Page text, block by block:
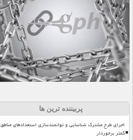
پربیننده ترین ها
اجرای طرح مشترک شناسایی و توانمندسازی استعدادهای مناطق
کمتر برخوردار